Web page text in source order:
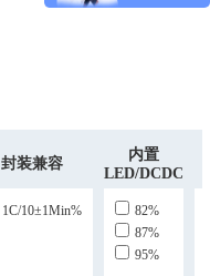
封装兼容
内置
LED/DCDC
1C/10±1Min%
82%
87%
95%